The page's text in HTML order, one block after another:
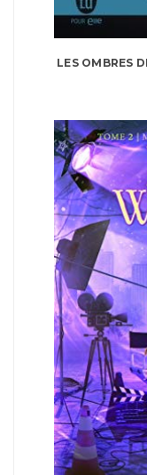
LES OMBRES